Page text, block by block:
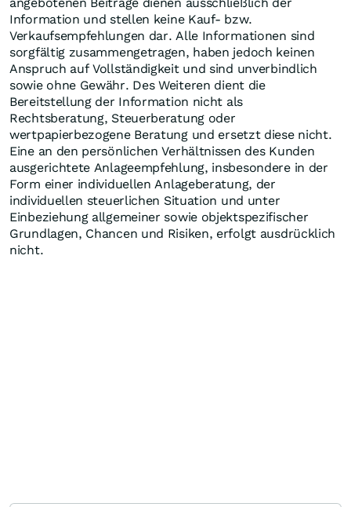
Information und stellen keine Kauf- bzw.
Verkaufsempfehlungen dar. Alle Informationen sind
sorgfältig zusammengetragen, haben jedoch keinen
Anspruch auf Vollständigkeit und sind unverbindlich
sowie ohne Gewähr. Des Weiteren dient die
Bereitstellung der Information nicht als
Rechtsberatung, Steuerberatung oder
wertpapierbezogene Beratung und ersetzt diese nicht.
Eine an den persönlichen Verhältnissen des Kunden
ausgerichtete Anlageempfehlung, insbesondere in der
Form einer individuellen Anlageberatung, der
individuellen steuerlichen Situation und unter
Einbeziehung allgemeiner sowie objektspezifischer
Grundlagen, Chancen und Risiken, erfolgt ausdrücklich
nicht.